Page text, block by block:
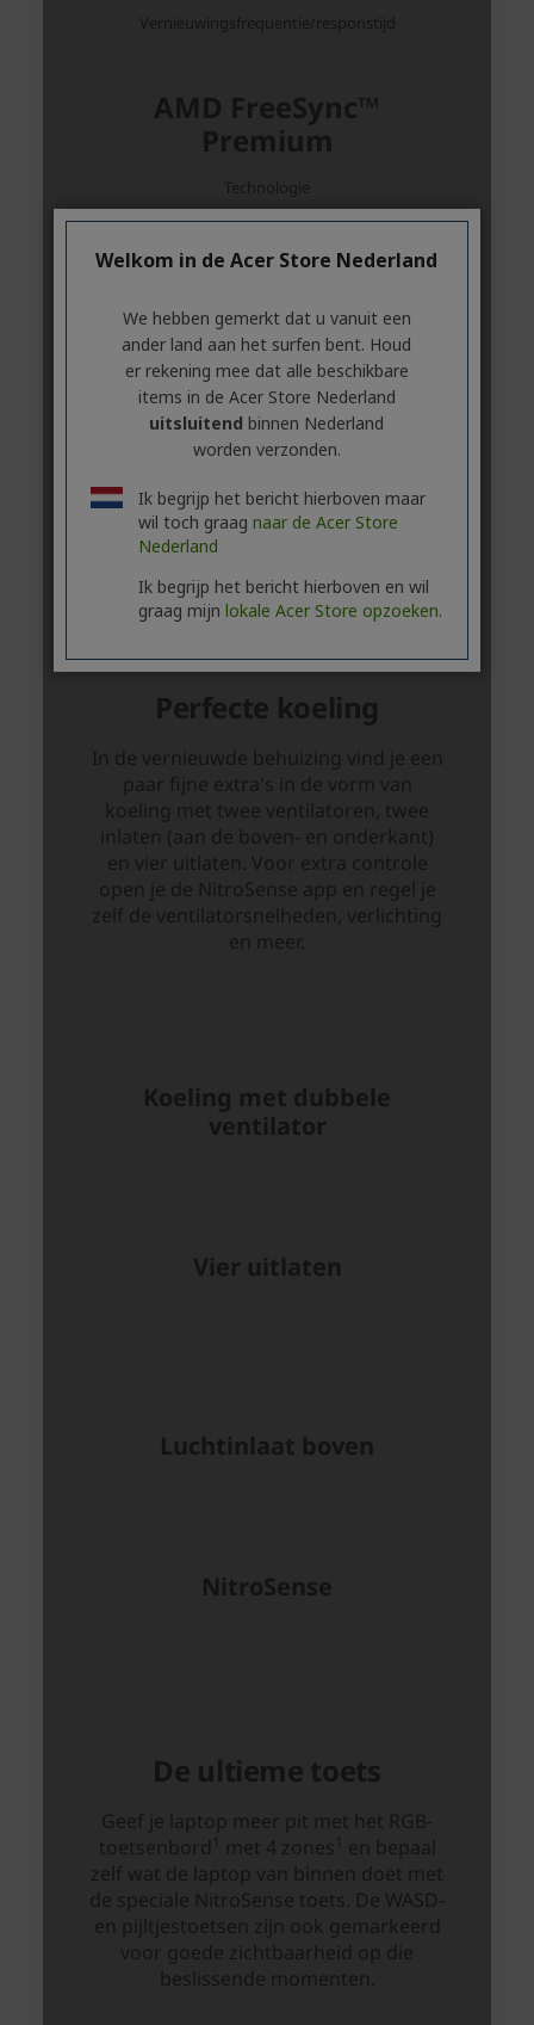
Welkom in de Acer Store Nederland
We hebben gemerkt dat u vanuit een
ander land aan het surfen bent. Houd
er rekening mee dat alle beschikbare
items in de Acer Store Nederland
uitsluitend binnen Nederland
worden verzonden.
Ik begrijp het bericht hierboven maar
wil toch graag naar de Acer Store
Nederland
Ik begrijp het bericht hierboven en wil
graag mijn lokale Acer Store opzoeken.